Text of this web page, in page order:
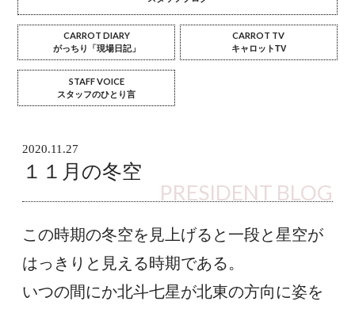
CARROT DIARY
がっちり「現場日記」
CARROT TV
キャロットTV
STAFF VOICE
スタッフのひとり言
2020.11.27
１１月の冬空
PRESIDENT BLOG
この時期の冬空を見上げると一段と星空が
はっきりと見える時期である。
いつの間にか北斗七星が北東の方向に姿を